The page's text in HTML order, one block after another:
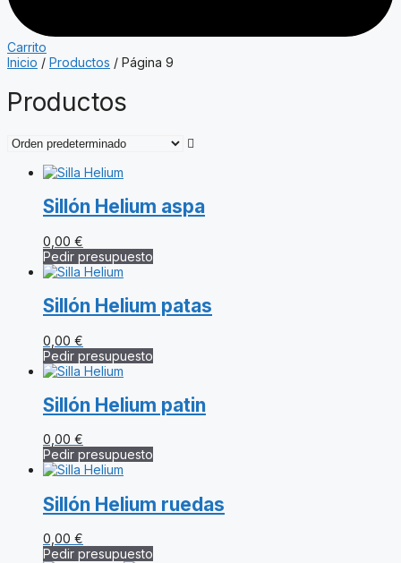
Carrito
Inicio / Productos / Página 9
Productos
Sillón Helium aspa
0,00 €
Pedir presupuesto
Sillón Helium patas
0,00 €
Pedir presupuesto
Sillón Helium patin
0,00 €
Pedir presupuesto
Sillón Helium ruedas
0,00 €
Pedir presupuesto